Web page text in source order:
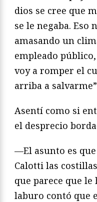
dios se cree que
se le negaba. Eso
amasando un
empleado
voy a romper el
arriba a
Asentí como si
el desprecio
—El asunto es
Calotti las
que parece que
laburo contó que